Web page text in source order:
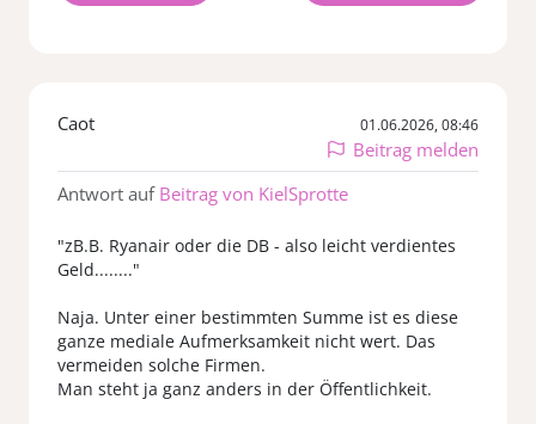
Caot 01.06.2026, 08:46
Beitrag melden
Antwort auf Beitrag von KielSprotte
"zB.B. Ryanair oder die DB - also leicht verdientes
Geld........"
Naja. Unter einer bestimmten Summe ist es diese
ganze mediale Aufmerksamkeit nicht wert. Das
vermeiden solche Firmen.
Man steht ja ganz anders in der Öffentlichkeit.